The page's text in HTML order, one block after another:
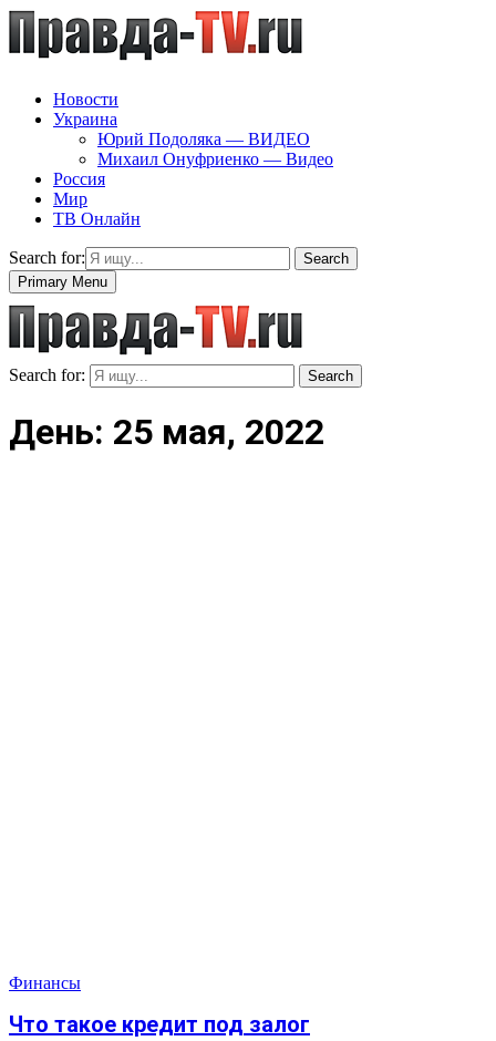
Новости
Украина
Юрий Подоляка — ВИДЕО
Михаил Онуфриенко — Видео
Россия
Мир
ТВ Онлайн
Search for:
Search
Primary Menu
Search for: Search
День: 25 мая, 2022
Финансы
Что такое кредит под залог